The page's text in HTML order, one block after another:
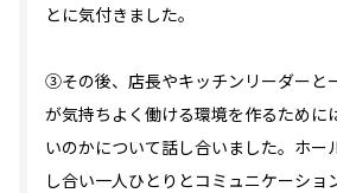
とに気付きました。
③その後、店長やキッチンリーダーと
が気持ちよく働ける環境を作るために
いのかについて話し合いました。ホー
し合い一人ひとりとコミュニケーショ